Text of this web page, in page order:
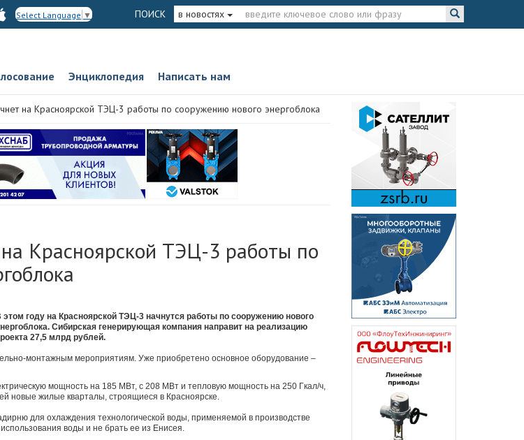
Select Language ▼ ПОИСК в новостях
Энциклопедия Написать нам
на Красноярской ТЭЦ-3 работы по сооружению нового энергоблока
Красноярской ТЭЦ-3 работы по
этом году на Красноярской ТЭЦ-3 начнутся работы по сооружению нового
Сибирская генерирующая компания направит на реализацию
27,5 млрд рублей.
монтажным мероприятиям. Уже приобретено основное оборудование –
мощность на 185 МВт, с 208 МВт и тепловую мощность на 250 Гкал/ч,
новые жилые кварталы, строящиеся в Красноярске.
для охлаждения технологической воды, применяемой в производстве
воды и не брать ее из Енисея.